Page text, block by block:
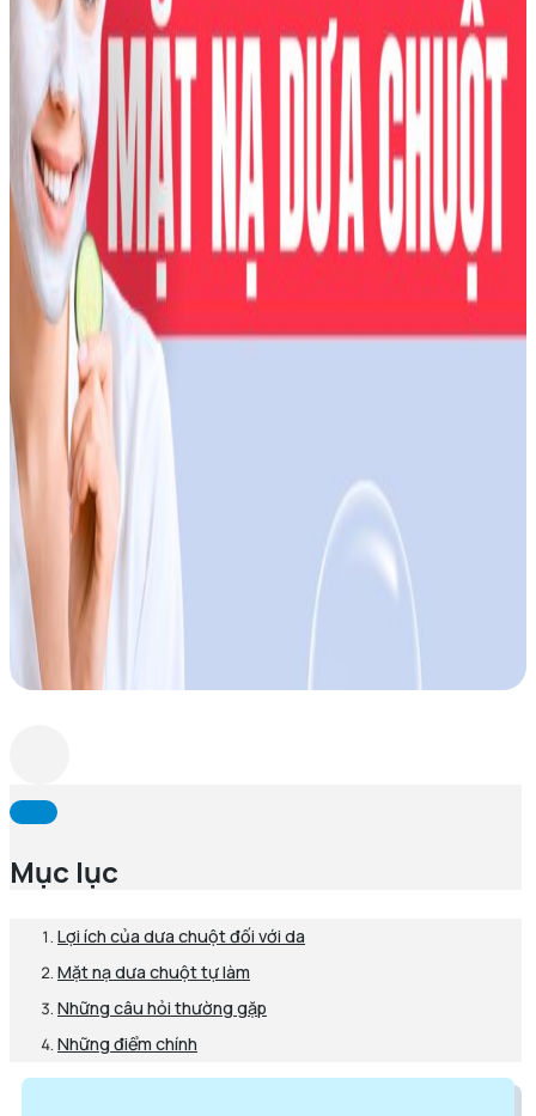
Mục lục
Lợi ích của dưa chuột đối với da
Mặt nạ dưa chuột tự làm
Những câu hỏi thường gặp
Những điểm chính